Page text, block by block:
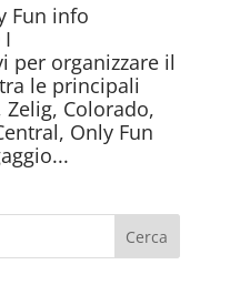
Fun info
I
per organizzare il
le principali
Colorado,
Only Fun
Cerca